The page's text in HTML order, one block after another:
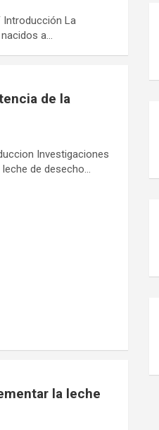
Introducción La
a…
de la
Investigaciones
de desecho…
la leche